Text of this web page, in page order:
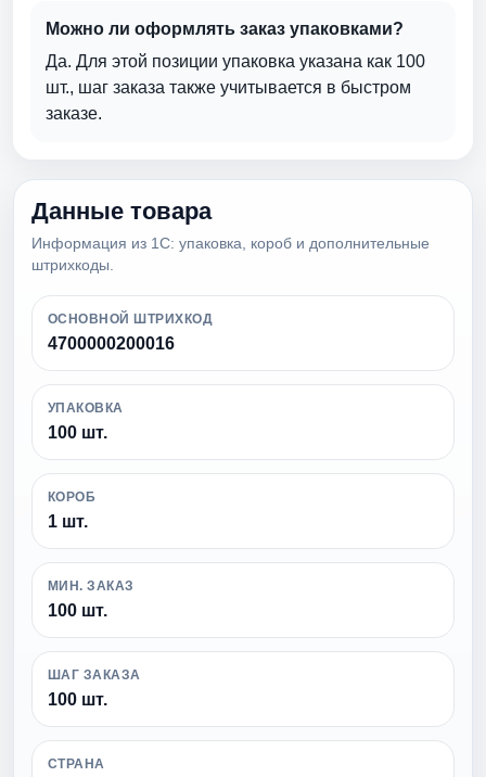
Можно ли оформлять заказ упаковками?
Да. Для этой позиции упаковка указана как 100
шт., шаг заказа также учитывается в быстром
заказе.
Данные товара
Информация из 1С: упаковка, короб и дополнительные
штрихкоды.
ОСНОВНОЙ ШТРИХКОД
4700000200016
УПАКОВКА
100 шт.
КОРОБ
1 шт.
МИН. ЗАКАЗ
100 шт.
ШАГ ЗАКАЗА
100 шт.
СТРАНА